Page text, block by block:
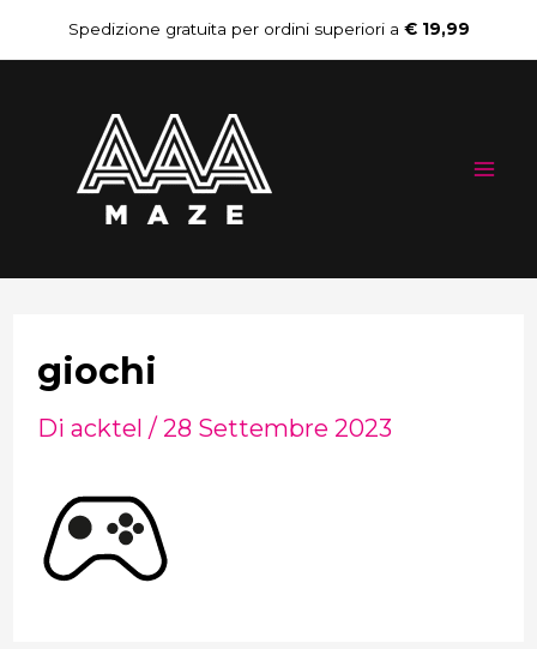
al
contenuto
Spedizione gratuita per ordini superiori a € 19,99
giochi
Di acktel / 28 Settembre 2023